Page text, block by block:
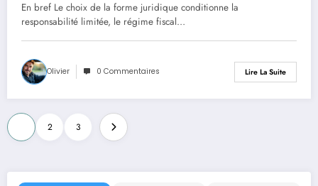
En bref Le choix de la forme juridique conditionne la
responsabilité limitée, le régime fiscal…
Olivier 0 Commentaires Lire La Suite
Pagination
des
publications
2 3